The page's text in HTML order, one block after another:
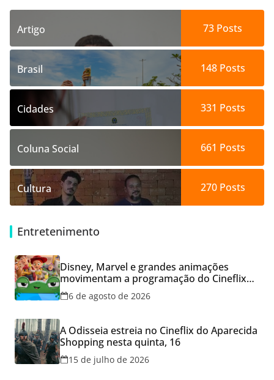
Artigo 73 Posts
Brasil 148Posts
Cidades 331 Posts
Coluna Social 661 Posts
Cultura 270Posts
Entretenimento
Disney, Marvel e grandes animações
movimentam a programação do Cineflix
do Aparecida Shopping
6 de agosto de 2026
A Odisseia estreia no Cineflix do Aparecida
Shopping nesta quinta, 16
15 de julho de 2026